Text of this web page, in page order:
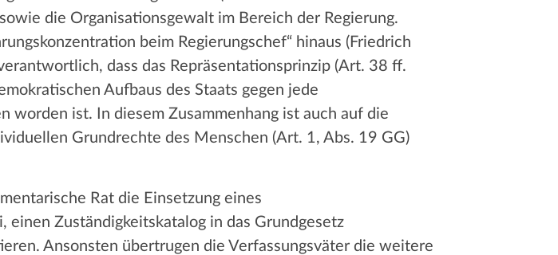
die Organisationsgewalt im Bereich der Regierung.
beim Regierungschef“ hinaus (Friedrich
dass das Repräsentationsprinzip (Art. 38 ff.
Aufbaus des Staats gegen jede
worden ist. In diesem Zusammenhang ist auch auf die
Grundrechte des Menschen (Art. 1, Abs. 19 GG)
Rat die Einsetzung eines
einen Zuständigkeitskatalog in das Grundgesetz
Ansonsten übertrugen die Verfassungsväter die weitere